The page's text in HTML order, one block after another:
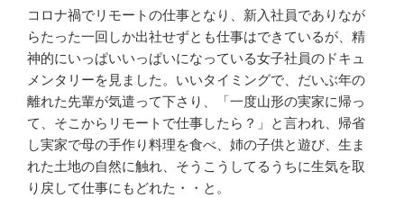
コロナ禍でリモートの仕事となり、新入社員でありなが
らたった一回しか出社せずとも仕事はできているが、精
神的にいっぱいいっぱいになっている女子社員のドキュ
メンタリーを見ました。いいタイミングで、だいぶ年の
離れた先輩が気遣って下さり、「一度山形の実家に帰っ
て、そこからリモートで仕事したら？」と言われ、帰省
し実家で母の手作り料理を食べ、姉の子供と遊び、生ま
れた土地の自然に触れ、そうこうしてるうちに生気を取
り戻して仕事にもどれた・・と。